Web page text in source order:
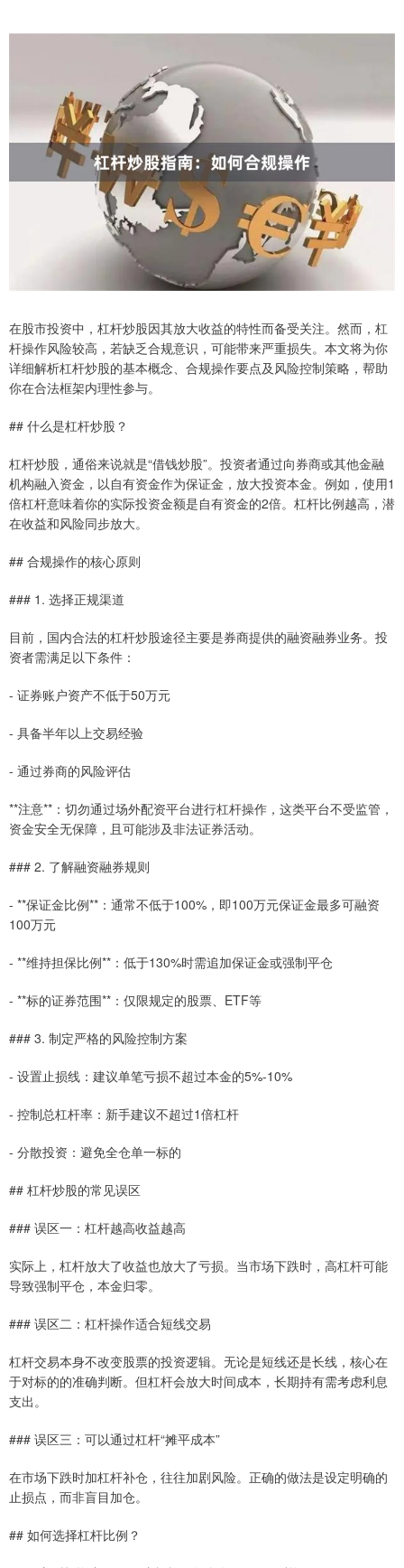
在股市投资中，杠杆炒股因其放大收益的特性而备受关注。然而，杠
杆操作风险较高，若缺乏合规意识，可能带来严重损失。本文将为你
详细解析杠杆炒股的基本概念、合规操作要点及风险控制策略，帮助
你在合法框架内理性参与。
## 什么是杠杆炒股？
杠杆炒股，通俗来说就是“借钱炒股”。投资者通过向券商或其他金融
机构融入资金，以自有资金作为保证金，放大投资本金。例如，使用1
倍杠杆意味着你的实际投资金额是自有资金的2倍。杠杆比例越高，潜
在收益和风险同步放大。
## 合规操作的核心原则
### 1. 选择正规渠道
目前，国内合法的杠杆炒股途径主要是券商提供的融资融券业务。投
资者需满足以下条件：
- 证券账户资产不低于50万元
- 具备半年以上交易经验
- 通过券商的风险评估
**注意**：切勿通过场外配资平台进行杠杆操作，这类平台不受监管，
资金安全无保障，且可能涉及非法证券活动。
### 2. 了解融资融券规则
- **保证金比例**：通常不低于100%，即100万元保证金最多可融资
100万元
- **维持担保比例**：低于130%时需追加保证金或强制平仓
- **标的证券范围**：仅限规定的股票、ETF等
### 3. 制定严格的风险控制方案
- 设置止损线：建议单笔亏损不超过本金的5%-10%
- 控制总杠杆率：新手建议不超过1倍杠杆
- 分散投资：避免全仓单一标的
## 杠杆炒股的常见误区
### 误区一：杠杆越高收益越高
实际上，杠杆放大了收益也放大了亏损。当市场下跌时，高杠杆可能
导致强制平仓，本金归零。
### 误区二：杠杆操作适合短线交易
杠杆交易本身不改变股票的投资逻辑。无论是短线还是长线，核心在
于对标的的准确判断。但杠杆会放大时间成本，长期持有需考虑利息
支出。
### 误区三：可以通过杠杆“摊平成本”
在市场下跌时加杠杆补仓，往往加剧风险。正确的做法是设定明确的
止损点，而非盲目加仓。
## 如何选择杠杆比例？